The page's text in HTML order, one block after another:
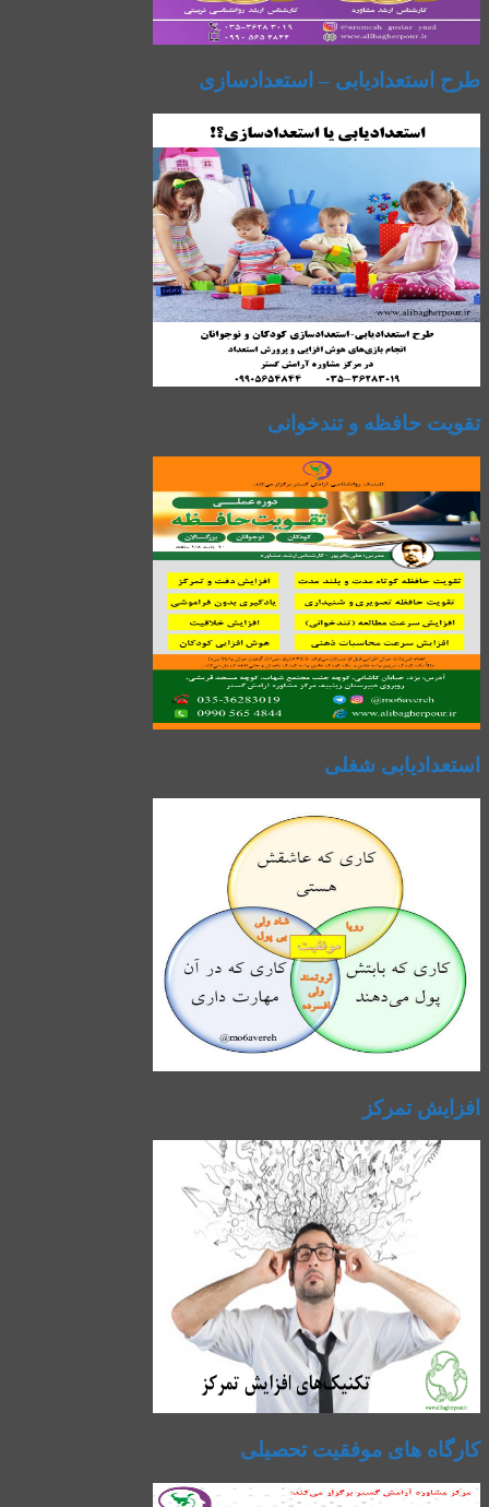
طرح استعدادیابی – استعدادسازی
تقویت حافظه و تندخوانی
استعدادیابی شغلی
افزایش تمرکز
کارگاه های موفقیت تحصیلی